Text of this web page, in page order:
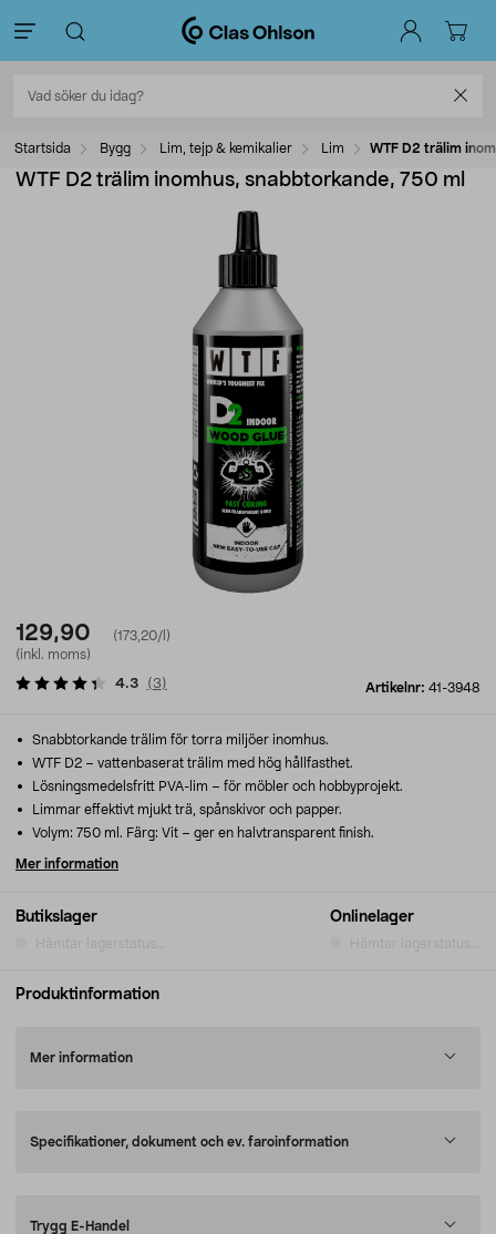
Startsida Bygg Lim, tejp & kemikalier Lim WTF D2 trälim
WTF D2 trälim inomhus, snabbtorkande, 750 ml
129,90
(173,20/l)
(inkl. moms)
Artikelnr: 41-3948
4.3 (3)
Butikslager Onlinelager
Snabbtorkande trälim för torra miljöer inomhus.
WTF D2 – vattenbaserat trälim med hög hållfasthet.
Lösningsmedelsfritt PVA-lim – för möbler och hobbyprojekt.
Limmar effektivt mjukt trä, spånskivor och papper.
Volym: 750 ml. Färg: Vit – ger en halvtransparent finish.
Mer information
Produktinformation
Mer information
Specifikationer, dokument och ev. faroinformation
Trygg E-Handel